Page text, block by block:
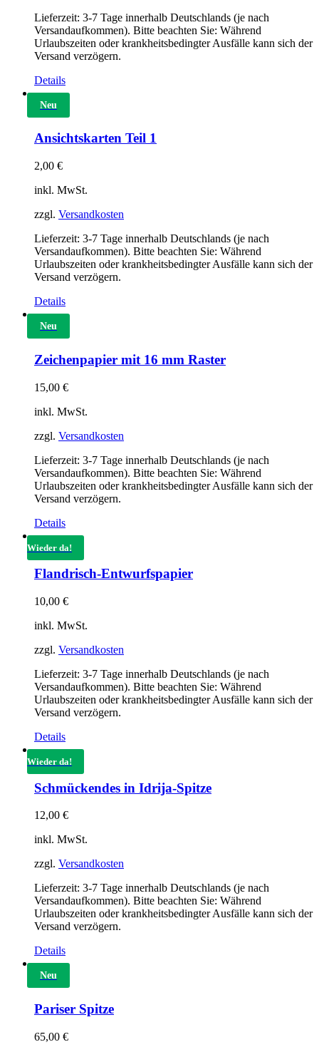
Lieferzeit: 3-7 Tage innerhalb Deutschlands (je nach
Versandaufkommen). Bitte beachten Sie: Während
Urlaubszeiten oder krankheitsbedingter Ausfälle kann sich der
Versand verzögern.
Details
Neu
Ansichtskarten Teil 1
2,00 €
inkl. MwSt.
zzgl. Versandkosten
Lieferzeit: 3-7 Tage innerhalb Deutschlands (je nach
Versandaufkommen). Bitte beachten Sie: Während
Urlaubszeiten oder krankheitsbedingter Ausfälle kann sich der
Versand verzögern.
Details
Neu
Zeichenpapier mit 16 mm Raster
15,00 €
inkl. MwSt.
zzgl. Versandkosten
Lieferzeit: 3-7 Tage innerhalb Deutschlands (je nach
Versandaufkommen). Bitte beachten Sie: Während
Urlaubszeiten oder krankheitsbedingter Ausfälle kann sich der
Versand verzögern.
Details
Wieder da!
Flandrisch-Entwurfspapier
10,00 €
inkl. MwSt.
zzgl. Versandkosten
Lieferzeit: 3-7 Tage innerhalb Deutschlands (je nach
Versandaufkommen). Bitte beachten Sie: Während
Urlaubszeiten oder krankheitsbedingter Ausfälle kann sich der
Versand verzögern.
Details
Wieder da!
Schmückendes in Idrija-Spitze
12,00 €
inkl. MwSt.
zzgl. Versandkosten
Lieferzeit: 3-7 Tage innerhalb Deutschlands (je nach
Versandaufkommen). Bitte beachten Sie: Während
Urlaubszeiten oder krankheitsbedingter Ausfälle kann sich der
Versand verzögern.
Details
Neu
Pariser Spitze
65,00 €